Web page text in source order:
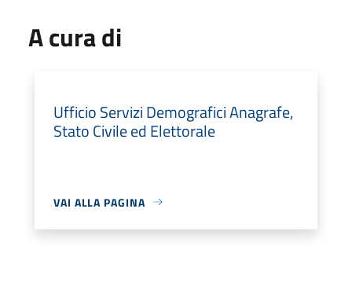
A cura di
Ufficio Servizi Demografici Anagrafe,
Stato Civile ed Elettorale
VAI ALLA PAGINA